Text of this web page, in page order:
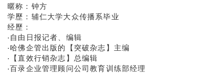
暱称：钟方
学歷：辅仁大学大众传播系毕业
经歷：
‧自由日报记者、编辑
‧哈佛企管出版的【突破杂志】主编
‧【直效行销杂志】总编辑
‧百录企业管理顾问公司教育训练部经理